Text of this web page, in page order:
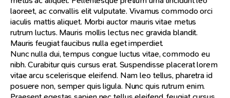
laoreet, ac convallis elit vulputate. Vivamus commodo orci
iaculis mattis aliquet. Morbi auctor mauris vitae metus
rutrum luctus. Mauris mollis lectus nec gravida blandit.
Mauris feugiat faucibus nulla eget imperdiet.
Nunc nulla dui, tempus congue luctus vitae, commodo eu
nibh. Curabitur quis cursus erat. Suspendisse placerat lorem
vitae arcu scelerisque eleifend. Nam leo tellus, pharetra id
posuere non, semper quis ligula. Nunc quis rutrum enim.